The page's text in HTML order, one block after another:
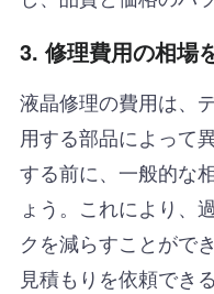
3. 修理費用の相場
液晶修理の費用は、
用する部品によって
する前に、一般的な
ょう。これにより、
クを減らすことがで
見積もりを依頼でき